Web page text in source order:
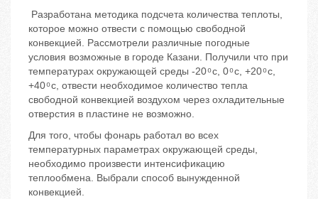
Разработана методика подсчета количества теплоты,
которое можно отвести с помощью свободной
конвекцией. Рассмотрели различные погодные
условия возможные в городе Казани. Получили что при
температурах окружающей среды -20 ͦ с, 0 ͦ с, +20 ͦ с,
+40 ͦ с, отвести необходимое количество тепла
свободной конвекцией воздухом через охладительные
отверстия в пластине не возможно.
Для того, чтобы фонарь работал во всех
температурных параметрах окружающей среды,
необходимо произвести интенсификацию
теплообмена. Выбрали способ вынужденной
конвекцией.